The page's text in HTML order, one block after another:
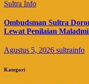
Sultra Info
Ombudsman Sultra
Lewat Penilaian
Agustus 5, 2026 sultrainfo
Kategori